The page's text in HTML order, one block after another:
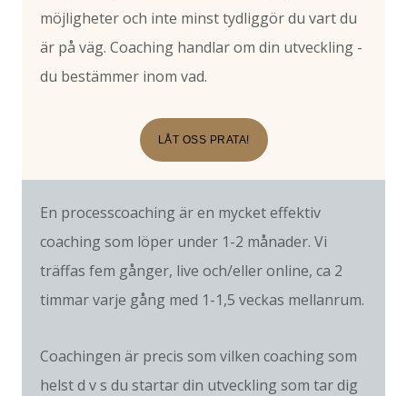
möjligheter och inte minst tydliggör du vart du
är på väg. Coaching handlar om din utveckling -
du bestämmer inom vad.
LÅT OSS PRATA!
En processcoaching är en mycket effektiv
coaching som löper under 1-2 månader. Vi
träffas fem gånger, live och/eller online, ca 2
timmar varje gång med 1-1,5 veckas mellanrum.
Coachingen är precis som vilken coaching som
helst d v s du startar din utveckling som tar dig